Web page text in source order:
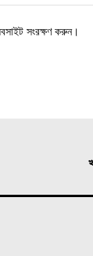
সংরক্ষণ করুন।